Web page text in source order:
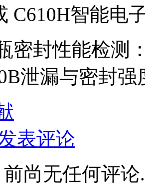
C610H智能电
密封性能检测
泄漏与密封
表评论
尚无任何评论.